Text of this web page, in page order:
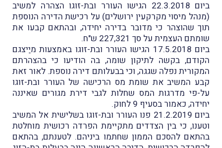
ביום 22.3.2018 הגישו העורר ובת-זוגו הצהרה למשיב
(מנהל מיסוי מקרקעין ירושלים) על רכישת הדירה הנוספת
תוך שהוצהר כי מדובר בדירה יחידה, ובהתאם קבעו את
שומתם העצמית על סך 227,321 ש"ח.
ביום 17.5.2018 הגישו העורר ובת-זוגו באמצעות מיַיצגם
הקודם, בקשה לתיקון שומה, בה הודיעו כי בהצהרתם
המקורית נפלה שגגה, וכי בבעלותם דירה נוספת. לאור זאת
קבע המשיב את שומת מס הרכישה של העורר ובת-זוגו
על-פי מדרגות המס שחלות לגבי דירת מגורים שאיננה
יחידה, כאמור בסעיף 9 לחוק.
ביום 21.2.2019 פנו העורר ובת-זוגו בשלישית אל המשיב
וטענו, כי בין הצדדים מתקיימת הפרדה רכושית מוחלטת
בהתאם להסכם הממון שחתמו ביניהם. לטענתם, בהתאם